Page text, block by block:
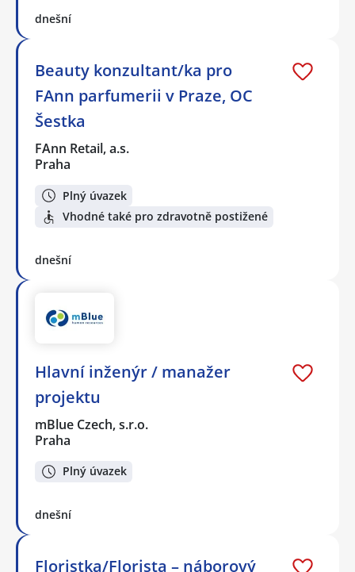
dnešní
Beauty konzultant/ka pro
FAnn parfumerii v Praze, OC
Šestka
FAnn Retail, a.s.
Praha
Plný úvazek
Vhodné také pro zdravotně postižené
dnešní
Hlavní inženýr / manažer
projektu
mBlue Czech, s.r.o.
Praha
Plný úvazek
dnešní
Floristka/Florista – náborový